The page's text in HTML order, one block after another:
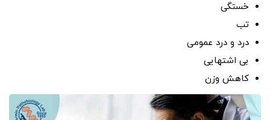
خستگی
تب
درد و درد عمومی
بی اشتهایی
کاهش وزن